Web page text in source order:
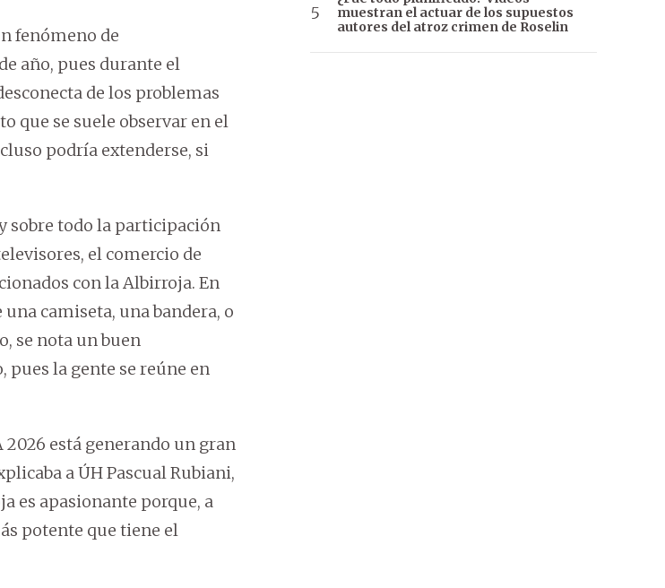
fenómeno de
año, pues durante el
de los problemas
que se suele observar en el
podría extenderse, si
sobre todo la participación
el comercio de
con la Albirroja. En
camiseta, una bandera, o
se nota un buen
la gente se reúne en
está generando un gran
a ÚH Pascual Rubiani,
es apasionante porque, a
potente que tiene el
muestran el actuar de los supuestos
autores del atroz crimen de Roselin